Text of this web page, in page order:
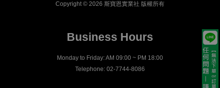
Copyright © 2026 斯寶恩實業社 版權所有
Business Hours
Monday to Friday: AM 09:00 ~ PM 18:00
Telephone: 02-7744-8086